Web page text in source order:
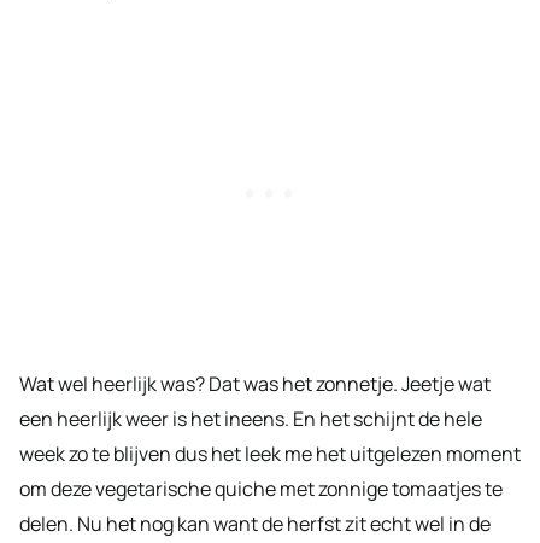
Wat wel heerlijk was? Dat was het zonnetje. Jeetje wat
een heerlijk weer is het ineens. En het schijnt de hele
week zo te blijven dus het leek me het uitgelezen moment
om deze vegetarische quiche met zonnige tomaatjes te
delen. Nu het nog kan want de herfst zit echt wel in de